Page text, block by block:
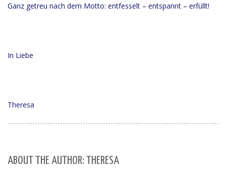
Ganz getreu nach dem Motto: entfesselt – entspannt – erfüllt!
In Liebe
Theresa
ABOUT THE AUTHOR: THERESA